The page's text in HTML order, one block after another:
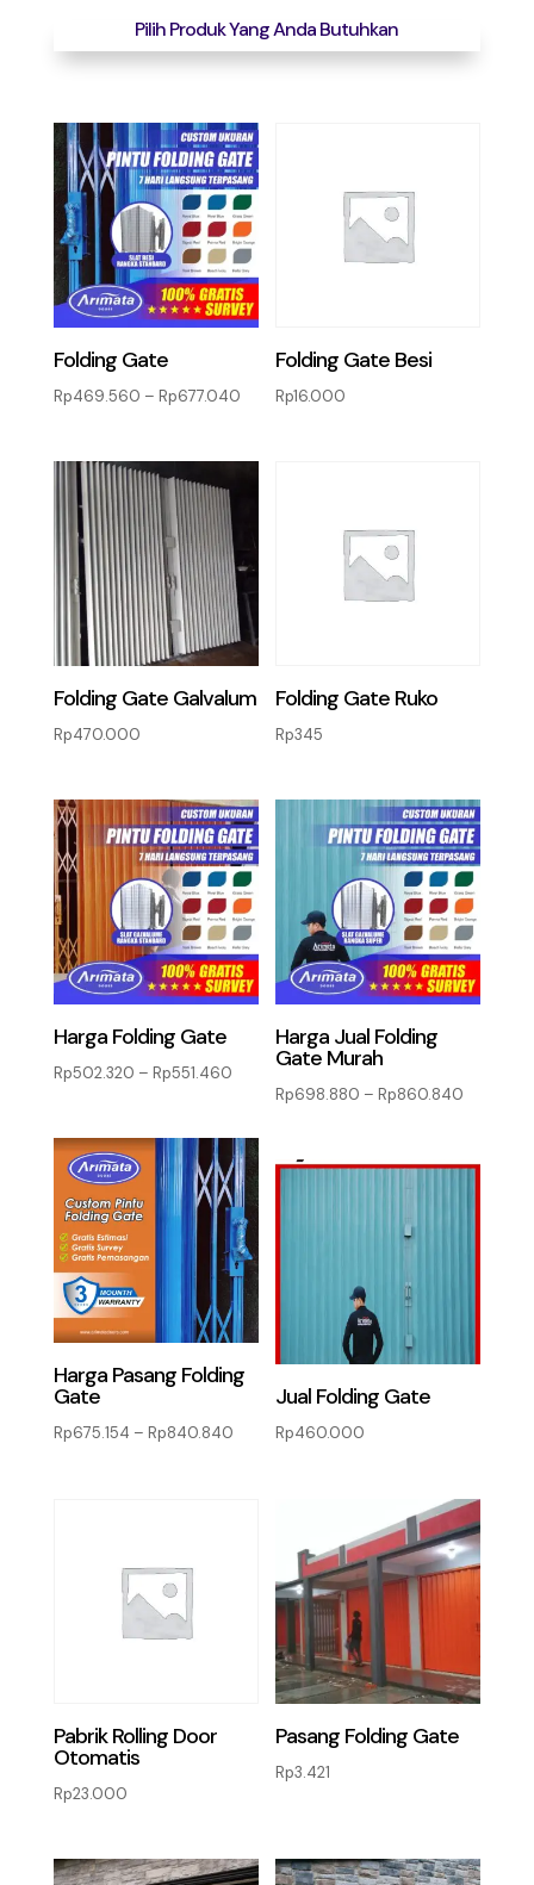
Pilih Produk Yang Anda Butuhkan
Folding Gate
Rp469.560 – Rp677.040Rentang
Rp469.560
Folding Gate Besi
Rp16.000
Folding Gate Galvalum
Rp470.000
Folding Gate Ruko
Rp345
Harga Folding Gate
Rp502.320 – Rp551.460Rentang
harga:
Rp502.320
hingga
Rp551.460
Harga Jual Folding
Gate Murah
Rp698.880 – Rp860.840
Harga Pasang Folding
Gate
Rp675.154 – Rp840.840Rentang
Rp840.840
Jual Folding Gate
Rp460.000
Pabrik Rolling Door
Otomatis
Rp23.000
Pasang Folding Gate
Rp3.421